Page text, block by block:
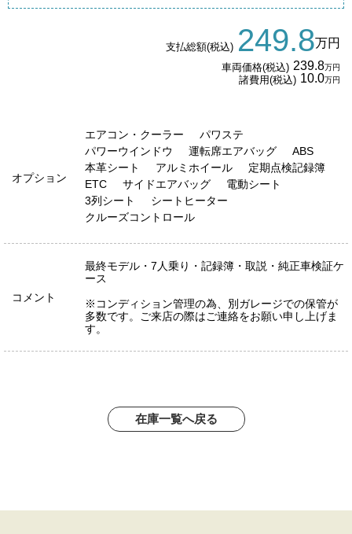
支払総額(税込) 249.8万円
車両価格(税込) 239.8万円
諸費用(税込) 10.0万円
オプション
エアコン・クーラー
パワステ
パワーウインドウ
運転席エアバッグ
ABS
本革シート
アルミホイール
定期点検記録簿
ETC
サイドエアバッグ
電動シート
3列シート
シートヒーター
クルーズコントロール
コメント
最終モデル・7人乗り・記録簿・取説・純正車検証ケ
ース
※コンディション管理の為、別ガレージでの保管が
多数です。ご来店の際はご連絡をお願い申し上げま
す。
在庫一覧へ戻る